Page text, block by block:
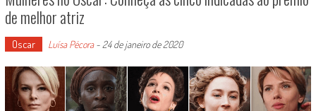
de melhor atriz
Oscar Luísa Pécora-24 de janeiro de 2020